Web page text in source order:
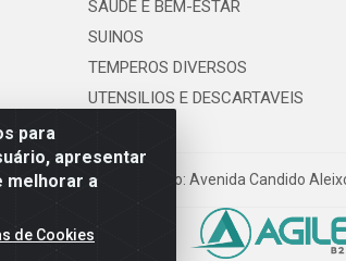
para
apresentar
melhorar a
de Cookies
SAUDE E BEM-ESTAR
SUINOS
TEMPEROS DIVERSOS
UTENSILIOS E DESCARTAVEIS
LTDA - Logradouro: Avenida Candido